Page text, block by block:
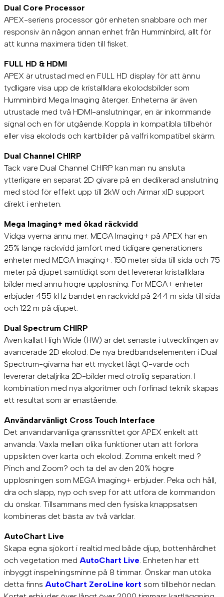
Dual Core Processor
APEX-seriens processor gör enheten snabbare och mer
responsiv än någon annan enhet från Humminbird, allt för
att kunna maximera tiden till fisket.
FULL HD & HDMI
APEX är utrustad med en FULL HD display för att ännu
tydligare visa upp de kristallklara ekolodsbilder som
Humminbird Mega Imaging återger. Enheterna är även
utrustade med två HDMI-anslutningar, en är inkommande
signal och en för utgående. Koppla in kompatibla tillbehör
eller visa ekolods och kartbilder på valfri kompatibel skärm.
Dual Channel CHIRP
Tack vare Dual Channel CHIRP kan man nu ansluta
ytterligare en separat 2D givare på en dedikerad anslutning
med stöd för effekt upp till 2kW och Airmar xID support
direkt i enheten.
Mega Imaging+ med ökad räckvidd
Vidga vyerna ännu mer. MEGA Imaging+ på APEX har en
25% länge räckvidd jämfört med tidigare generationers
enheter med MEGA Imaging+. 150 meter sida till sida och 75
meter på djupet samtidigt som det levererar kristallklara
bilder med ännu högre upplösning. För MEGA+ enheter
erbjuder 455 kHz bandet en räckvidd på 244 m sida till sida
och 122 m på djupet.
Dual Spectrum CHIRP
Även kallat High Wide (HW) är det senaste i utvecklingen av
avancerade 2D ekolod. De nya bredbandselementen i Dual
Spectrum-givarna har ett mycket lågt Q-värde och
levererar detaljrika 2D-bilder med otrolig separation. I
kombination med nya algoritmer och förfinad teknik skapas
ett resultat som är enastående.
Användarvänligt Cross Touch Interface
Det användarvänliga gränssnittet gör APEX enkelt att
använda. Växla mellan olika funktioner utan att förlora
uppsikten över karta och ekolod. Zomma enkelt med ?
Pinch and Zoom? och ta del av den 20% högre
upplösningen som MEGA Imaging+ erbjuder. Peka och håll,
dra och släpp, nyp och svep för att utföra de kommandon
du önskar. Tillsammans med den fysiska knappsatsen
kombineras det bästa av två världar.
AutoChart Live
Skapa egna sjökort i realtid med både djup, bottenhårdhet
och vegetation med AutoChart Live. Enheten har ett
inbyggt inspelningsminne på 8 timmar. Önskar man utöka
detta finns AutoChart ZeroLine kort som tillbehör nedan.